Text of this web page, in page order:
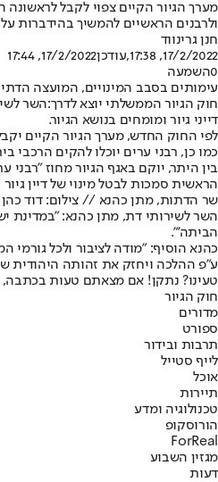
מערך הגיור הקיים צפוי לקבל
ולרבנים הראשיים להמשיך בהידברות
חנן גרינווד
17/2/2022, 17:38
,עודכן17/2/2022, 17:44
0השמעה
עימותים בסבב המינויים, המועצה
חוק הגיור הממשלתי יוצא לדרך:השר
דייני גיור ומומחים בנושא הגיור.
לפי החוק החדש, מערך הגיור הקיים
כמו כן, רבני ערים יוכלו להקים
בין היתר, יוקם באגף הגיור מחוז
הראשית סמכות לבטל מינוי של דיין
שר הדתות, מתן כהנא // צילום: דוד כהן -
השר לשירותי דת, מתן כהנא: "במדינת
הביתה'".
כהנא הוסיף: "מודה לציבור ולכל
ע"פ ההלכה ויחזק את זהותה היהודית
טעינו? נתקן! אם מצאתם טעות
חוק הגיור
מדורים
ספורט
תרבות ובידור
לייף סטייל
אוכל
תיירות
טכנולוגיה ומדע
הורוסקופ
ForReal
מגזין השבוע
דעות